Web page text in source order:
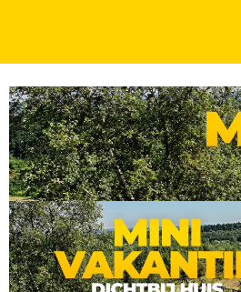
STEDEN DICHTBIJ DAGEN
FLASHDEAL!⚡ Ontdek